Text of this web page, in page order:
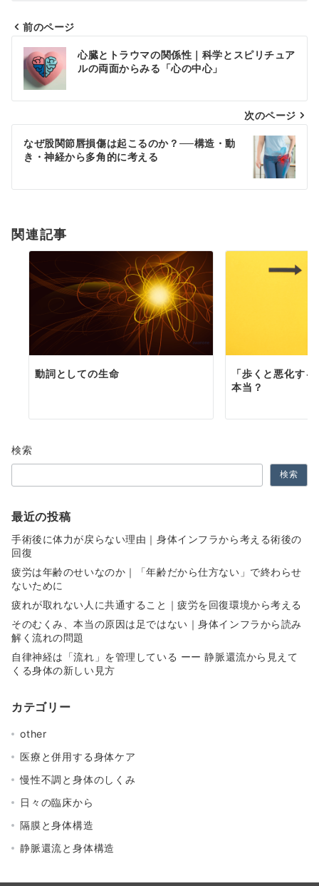
投
稿
ナ
ビ
ゲ
シ
ン
前のページ
心臓とトラウマの関係性｜科学とスピリチュア
ルの両面からみる「心の中心」
次のページ
なぜ股関節唇損傷は起こるのか？──構造・動
き・神経から多角的に考える
関連記事
動詞としての生命
「歩くと悪化す
本当？
検索
検索
最近の投稿
手術後に体力が戻らない理由｜身体インフラから考える術後の
回復
疲労は年齢のせいなのか｜「年齢だから仕方ない」で終わらせ
ないために
疲れが取れない人に共通すること｜疲労を回復環境から考える
そのむくみ、本当の原因は足ではない｜身体インフラから読み
解く流れの問題
自律神経は「流れ」を管理している ーー 静脈還流から見えて
くる身体の新しい見方
カテゴリー
other
医療と併用する身体ケア
慢性不調と身体のしくみ
日々の臨床から
隔膜と身体構造
静脈還流と身体構造